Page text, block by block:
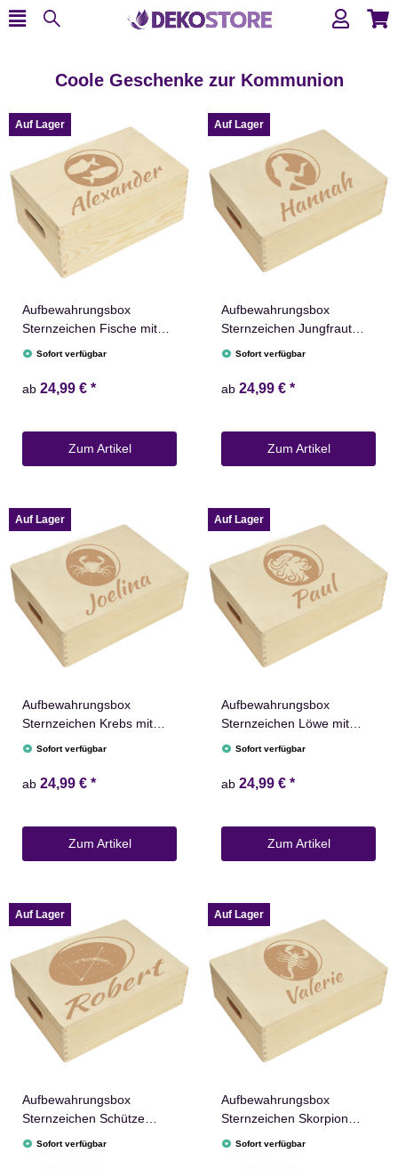
Coole Geschenke zur Kommunion
Auf Lager
Aufbewahrungsbox
Sternzeichen Fische mit
Name versch. Größen
Sofort verfügbar
ab 24,99 € *
Zum Artikel
Auf Lager
Aufbewahrungsbox
Sternzeichen Jungfraut
Name versch. Größen
Sofort verfügbar
ab 24,99 € *
Zum Artikel
Auf Lager
Aufbewahrungsbox
Sternzeichen Krebs mit
Name versch. Größen
Sofort verfügbar
ab 24,99 € *
Zum Artikel
Auf Lager
Aufbewahrungsbox
Sternzeichen Löwe mit
Name versch. Größen
Sofort verfügbar
ab 24,99 € *
Zum Artikel
Auf Lager
Aufbewahrungsbox
Sternzeichen Schütze
Name versch. Größen
Sofort verfügbar
Auf Lager
Aufbewahrungsbox
Sternzeichen Skorpion
Name versch. Größen
Sofort verfügbar